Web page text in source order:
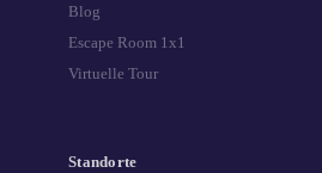
Blog
Escape Room 1x1
Virtuelle Tour
Standorte